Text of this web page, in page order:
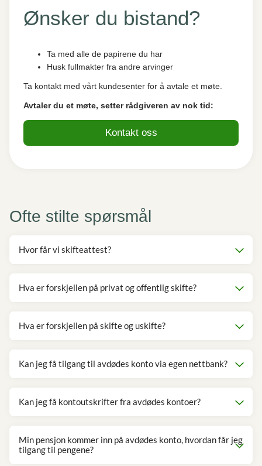
Ønsker du bistand?
Ta kontakt med vårt kundesenter for å avtale et møte.
Avtaler du et møte, setter rådgiveren av nok tid:
Ta med alle de papirene du har
Husk fullmakter fra andre arvinger
Kontakt oss
Ofte stilte spørsmål
Hvor får vi skifteattest?
Hva er forskjellen på privat og offentlig skifte?
Hva er forskjellen på skifte og uskifte?
Kan jeg få tilgang til avdødes konto via egen nettbank?
Kan jeg få kontoutskrifter fra avdødes kontoer?
Min pensjon kommer inn på avdødes konto, hvordan får jeg
tilgang til pengene?